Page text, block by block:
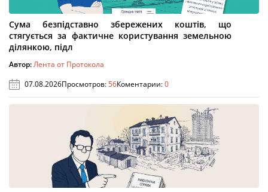
Сума безпідставно збережених коштів, що
стягується за фактичне користування земельною
ділянкою, підл
Автор:Лента от Протокола
07.08.2026Просмотров:56Коментарии:0